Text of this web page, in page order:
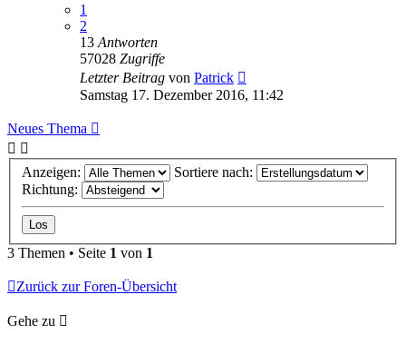
1
2
13 Antworten
57028 Zugriffe
Letzter Beitrag von Patrick
Samstag 17. Dezember 2016, 11:42
Neues Thema
Anzeigen:
Sortiere nach:
Richtung:
3 Themen • Seite 1 von 1
Zurück zur Foren-Übersicht
Gehe zu